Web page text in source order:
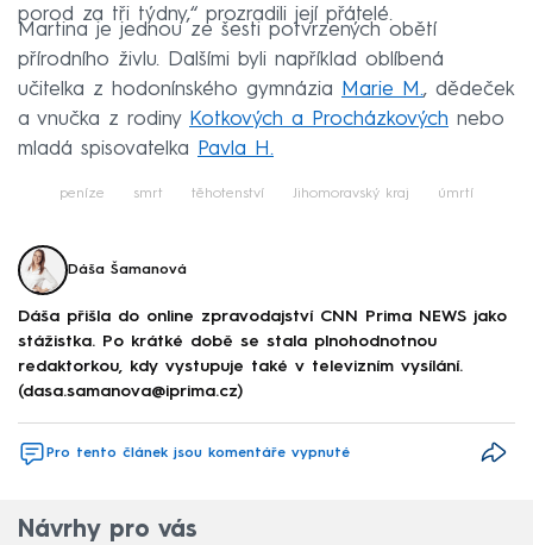
porod za tři týdny,“ prozradili její přátelé.
Martina je jednou ze šesti potvrzených obětí
přírodního živlu. Dalšími byli například oblíbená
učitelka z hodonínského gymnázia
Marie M., dědeček
a vnučka z rodiny Kotkových a Procházkových nebo
mladá spisovatelka
Pavla H.
peníze smrt těhotenství Jihomoravský kraj úmrtí
Dáša Šamanová
Dáša přišla do online zpravodajství CNN Prima NEWS jako
stážistka. Po krátké době se stala plnohodnotnou
redaktorkou, kdy vystupuje také v televizním vysílání.
(dasa.samanova@iprima.cz)
Pro tento článek jsou komentáře vypnuté
Návrhy pro vás